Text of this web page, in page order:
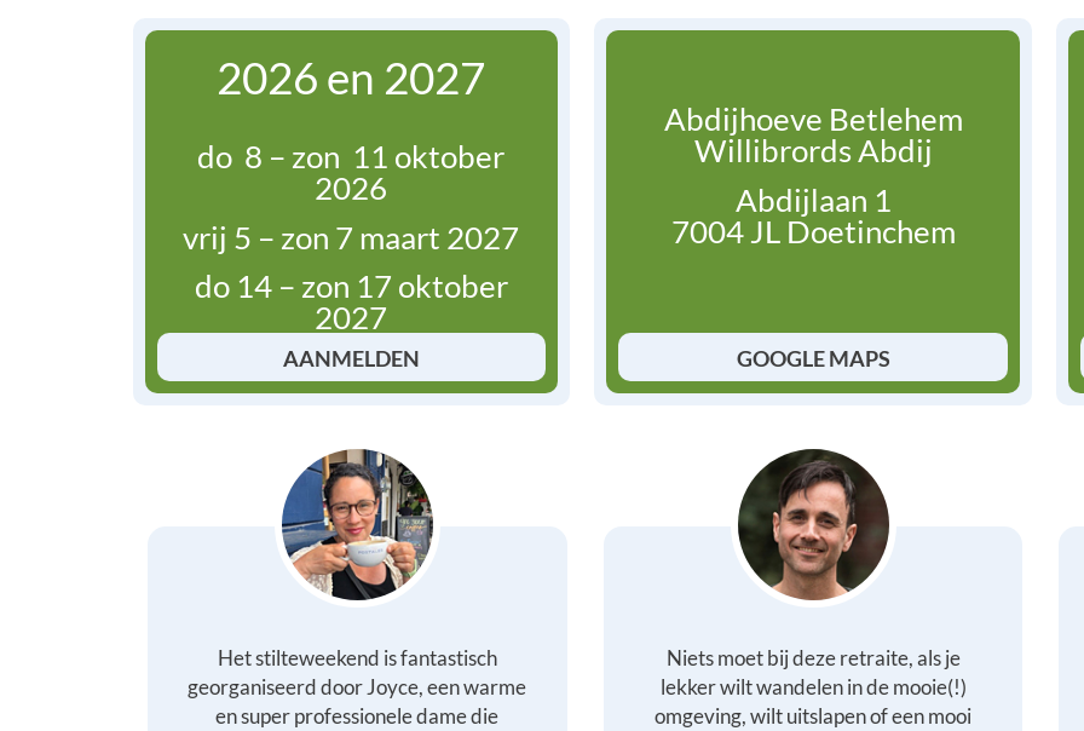
2026 en 2027
do 8 – zon 11 oktober
2026
vrij 5 – zon 7 maart 2027
do 14 – zon 17 oktober
2027
AANMELDEN
Abdijhoeve Betlehem
Willibrords Abdij
Abdijlaan 1
7004 JL Doetinchem
GOOGLE MAPS
Het stilteweekend is fantastisch
georganiseerd door Joyce, een warme
en super professionele dame die
Niets moet bij deze retraite, als je
lekker wilt wandelen in de mooie(!)
omgeving, wilt uitslapen of een mooi